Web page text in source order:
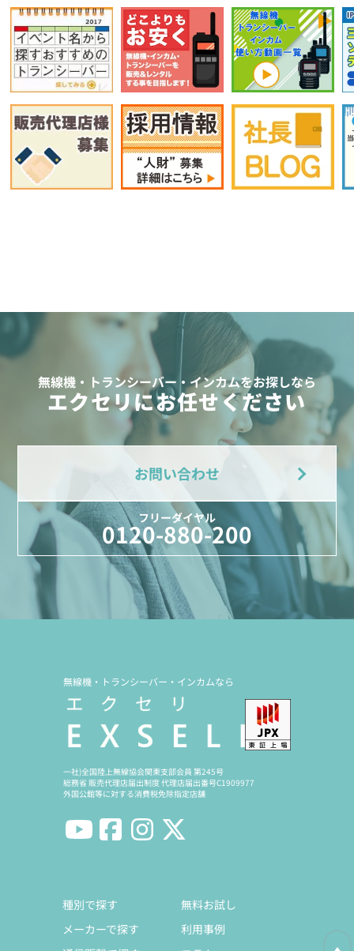
無線機・トランシーバー・インカムをお探しなら
エクセリにお任せください
お問い合わせ
フリーダイヤル
0120-880-200
無線機・トランシーバー・インカムなら
一社)全国陸上無線協会関東支部会員 第245号
総務省 販売代理店届出制度 代理店届出番号C1909977
外国公館等に対する消費税免除指定店舗
種別で探す
メーカーで探す
無料お試し
利用事例